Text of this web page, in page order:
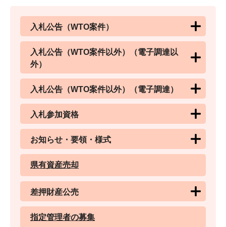
入札公告（WTO案件）
入札公告（WTO案件以外）（電子調達以
外）
入札公告（WTO案件以外）（電子調達）
入札参加資格
お知らせ・要領・様式
県有資産売却
差押財産公売
指定管理者の募集